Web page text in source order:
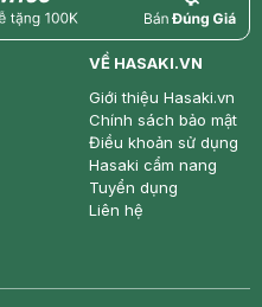
price
VỀ HASAKI.VN
Giới thiệu Hasaki.vn
Chính sách bảo mật
Điều khoản sử dụng
Hasaki cẩm nang
Tuyển dụng
Liên hệ